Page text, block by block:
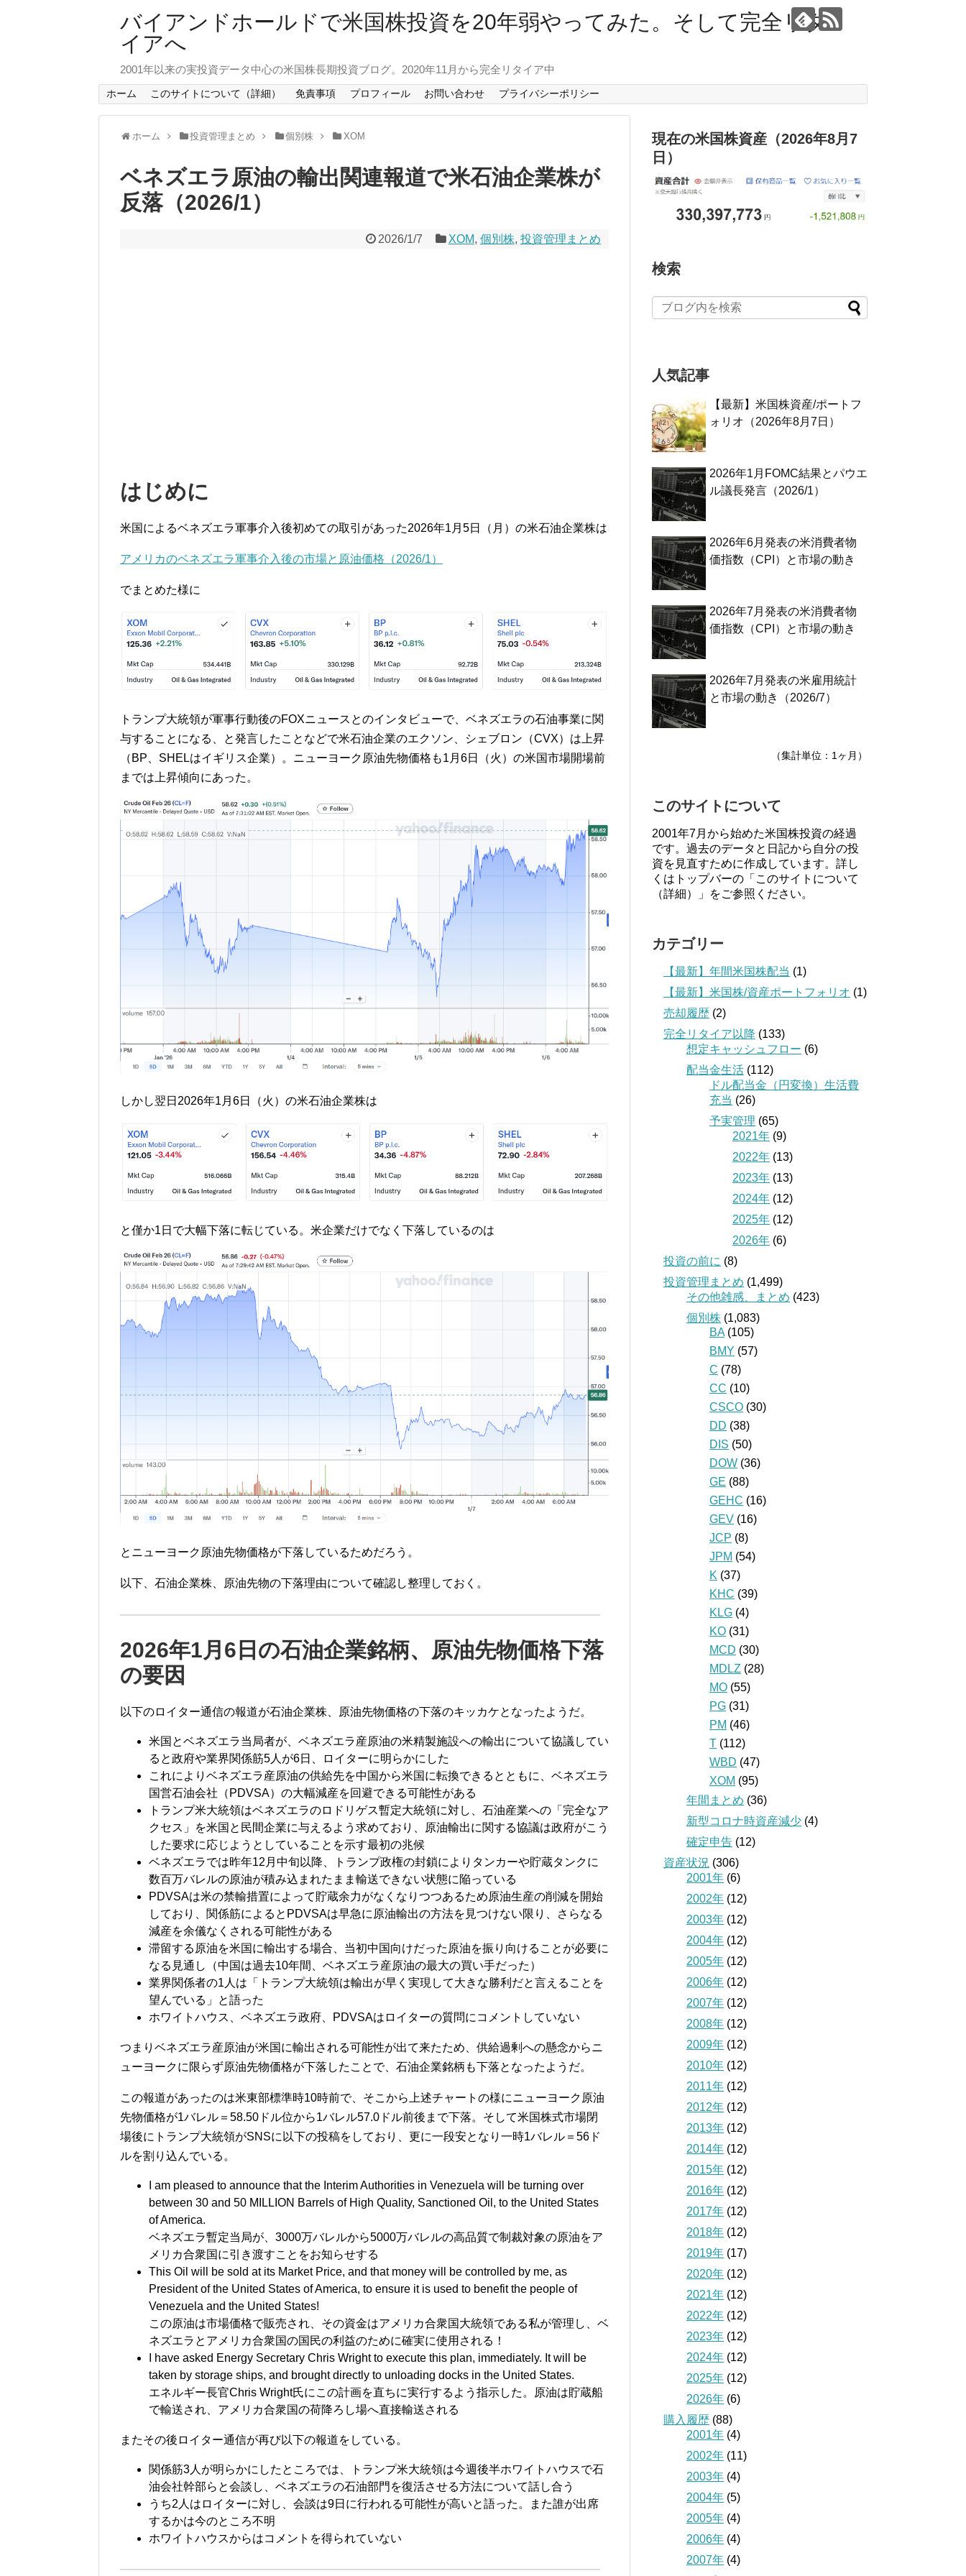
バイアンドホールドで米国株投資を20年弱やってみた。そして完全リタ
イアへ
2001年以来の実投資データ中心の米国株長期投資ブログ。2020年11月から完全リタイア中
ホーム このサイトについて（詳細） 免責事項 プロフィール お問い合わせ プライバシーポリシー
ホーム 投資管理まとめ 個別株 XOM
ベネズエラ原油の輸出関連報道で米石油企業株が
反落（2026/1）
2026/1/7 XOM, 個別株, 投資管理まとめ
はじめに
米国によるベネズエラ軍事介入後初めての取引があった2026年1月5日（月）の米石油企業株は
アメリカのベネズエラ軍事介入後の市場と原油価格（2026/1）
でまとめた様に
トランプ大統領が軍事行動後のFOXニュースとのインタビューで、ベネズエラの石油事業に関
与することになる、と発言したことなどで米石油企業のエクソン、シェブロン（CVX）は上昇
（BP、SHELはイギリス企業）。ニューヨーク原油先物価格も1月6日（火）の米国市場開場前
までは上昇傾向にあった。
しかし翌日2026年1月6日（火）の米石油企業株は
と僅か1日で大幅下落に転じている。米企業だけでなく下落しているのは
とニューヨーク原油先物価格が下落しているためだろう。
以下、石油企業株、原油先物の下落理由について確認し整理しておく。
2026年1月6日の石油企業銘柄、原油先物価格下落
の要因
以下のロイター通信の報道が石油企業株、原油先物価格の下落のキッカケとなったようだ。
米国とベネズエラ当局者が、ベネズエラ産原油の米精製施設への輸出について協議してい
ると政府や業界関係筋5人が6日、ロイターに明らかにした
これによりベネズエラ産原油の供給先を中国から米国に転換できるとともに、ベネズエラ
国営石油会社（PDVSA）の大幅減産を回避できる可能性がある
トランプ米大統領はベネズエラのロドリゲス暫定大統領に対し、石油産業への「完全なア
クセス」を米国と民間企業に与えるよう求めており、原油輸出に関する協議は政府がこう
した要求に応じようとしていることを示す最初の兆候
ベネズエラでは昨年12月中旬以降、トランプ政権の封鎖によりタンカーや貯蔵タンクに
数百万バレルの原油が積み込まれたまま輸送できない状態に陥っている
PDVSAは米の禁輸措置によって貯蔵余力がなくなりつつあるため原油生産の削減を開始
しており、関係筋によるとPDVSAは早急に原油輸出の方法を見つけない限り、さらなる
減産を余儀なくされる可能性がある
滞留する原油を米国に輸出する場合、当初中国向けだった原油を振り向けることが必要に
なる見通し（中国は過去10年間、ベネズエラ産原油の最大の買い手だった）
業界関係者の1人は「トランプ大統領は輸出が早く実現して大きな勝利だと言えることを
望んでいる」と語った
ホワイトハウス、ベネズエラ政府、PDVSAはロイターの質問にコメントしていない
つまりベネズエラ産原油が米国に輸出される可能性が出て来たため、供給過剰への懸念からニ
ューヨークに限らず原油先物価格が下落したことで、石油企業銘柄も下落となったようだ。
この報道があったのは米東部標準時10時前で、そこから上述チャートの様にニューヨーク原油
先物価格が1バレル＝58.50ドル位から1バレル57.0ドル前後まで下落。そして米国株式市場閉
場後にトランプ大統領がSNSに以下の投稿をしており、更に一段安となり一時1バレル＝56ド
ルを割り込んでいる。
I am pleased to announce that the Interim Authorities in Venezuela will be turning over
between 30 and 50 MILLION Barrels of High Quality, Sanctioned Oil, to the United States
of America.
ベネズエラ暫定当局が、3000万バレルから5000万バレルの高品質で制裁対象の原油をア
メリカ合衆国に引き渡すことをお知らせする
This Oil will be sold at its Market Price, and that money will be controlled by me, as
President of the United States of America, to ensure it is used to benefit the people of
Venezuela and the United States!
この原油は市場価格で販売され、その資金はアメリカ合衆国大統領である私が管理し、ベ
ネズエラとアメリカ合衆国の国民の利益のために確実に使用される！
I have asked Energy Secretary Chris Wright to execute this plan, immediately. It will be
taken by storage ships, and brought directly to unloading docks in the United States.
エネルギー長官Chris Wright氏にこの計画を直ちに実行するよう指示した。原油は貯蔵船
で輸送され、アメリカ合衆国の荷降ろし場へ直接輸送される
またその後ロイター通信が再び以下の報道をしている。
関係筋3人が明らかにしたところでは、トランプ米大統領は今週後半ホワイトハウスで石
油会社幹部らと会談し、ベネズエラの石油部門を復活させる方法について話し合う
うち2人はロイターに対し、会談は9日に行われる可能性が高いと語った。また誰が出席
するかは今のところ不明
ホワイトハウスからはコメントを得られていない
現在の米国株資産（2026年8月7
日）
検索
人気記事
【最新】米国株資産/ポートフ
ォリオ（2026年8月7日）
2026年1月FOMC結果とパウエ
ル議長発言（2026/1）
2026年6月発表の米消費者物
価指数（CPI）と市場の動き
2026年7月発表の米消費者物
価指数（CPI）と市場の動き
2026年7月発表の米雇用統計
と市場の動き（2026/7）
（集計単位：1ヶ月）
このサイトについて
2001年7月から始めた米国株投資の経過
です。過去のデータと日記から自分の投
資を見直すために作成しています。詳し
くはトップバーの「このサイトについて
（詳細）」をご参照ください。
カテゴリー
【最新】年間米国株配当 (1)
【最新】米国株/資産ポートフォリオ (1)
売却履歴 (2)
完全リタイア以降 (133)
想定キャッシュフロー (6)
配当金生活 (112)
ドル配当金（円変換）生活費
充当 (26)
予実管理 (65)
2021年 (9)
2022年 (13)
2023年 (13)
2024年 (12)
2025年 (12)
2026年 (6)
投資の前に (8)
投資管理まとめ (1,499)
その他雑感、まとめ (423)
個別株 (1,083)
BA (105)
BMY (57)
C (78)
CC (10)
CSCO (30)
DD (38)
DIS (50)
DOW (36)
GE (88)
GEHC (16)
GEV (16)
JCP (8)
JPM (54)
K (37)
KHC (39)
KLG (4)
KO (31)
MCD (30)
MDLZ (28)
MO (55)
PG (31)
PM (46)
T (112)
WBD (47)
XOM (95)
年間まとめ (36)
新型コロナ時資産減少 (4)
確定申告 (12)
資産状況 (306)
2001年 (6)
2002年 (12)
2003年 (12)
2004年 (12)
2005年 (12)
2006年 (12)
2007年 (12)
2008年 (12)
2009年 (12)
2010年 (12)
2011年 (12)
2012年 (12)
2013年 (12)
2014年 (12)
2015年 (12)
2016年 (12)
2017年 (12)
2018年 (12)
2019年 (17)
2020年 (12)
2021年 (12)
2022年 (12)
2023年 (12)
2024年 (12)
2025年 (12)
2026年 (6)
購入履歴 (88)
2001年 (4)
2002年 (11)
2003年 (4)
2004年 (5)
2005年 (4)
2006年 (4)
2007年 (4)